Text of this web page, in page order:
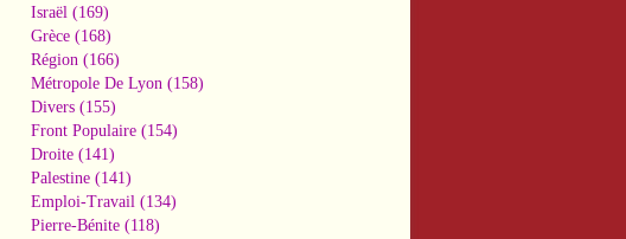
Israël (169)
Grèce (168)
Région (166)
Métropole De Lyon (158)
Divers (155)
Front Populaire (154)
Droite (141)
Palestine (141)
Emploi-Travail (134)
Pierre-Bénite (118)